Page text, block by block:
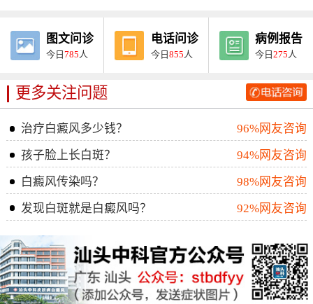
图文问诊
今日785 人
电话问诊
今日855 人
病例报告
今日275 人
更多关注问题
治疗白癜风多少钱？
96%网友咨询
孩子脸上长白斑？
94%网友咨询
白癜风传染吗？
98%网友咨询
发现白斑就是白癜风吗？
92%网友咨询